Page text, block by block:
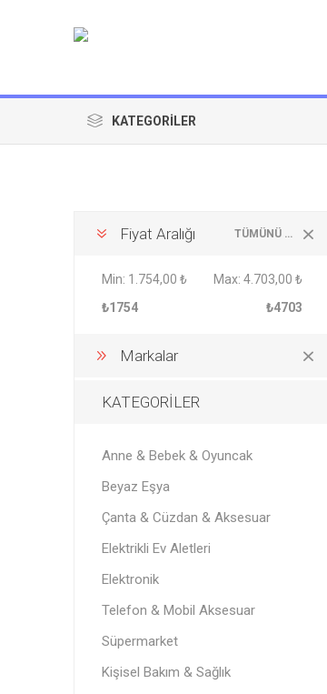
KATEGORILER
TÜMÜNÜ TEMIZLE
Fiyat Aralığı
Min: 1.754,00 ₺ Max: 4.703,00 ₺
₺1754
₺4703
Markalar
KATEGORİLER
Anne & Bebek & Oyuncak
Beyaz Eşya
Çanta & Cüzdan & Aksesuar
Elektrikli Ev Aletleri
Elektronik
Telefon & Mobil Aksesuar
Süpermarket
Kişisel Bakım & Sağlık